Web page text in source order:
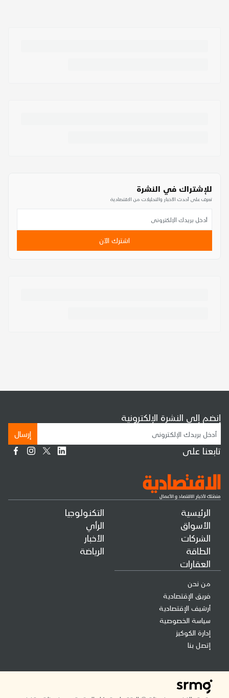
للإشتراك في النشرة
تعرف على أحدث الأخبار والتحليلات من الاقتصادية
اشترك الآن
الرئيسية
الأسواق
الشركات
الطاقة
العقارات
التكنولوجيا
الرأي
الأخبار
الرياضة
من نحن
فريق الإقتصادية
أرشيف الإقتصادية
سياسة الخصوصية
إدارة الكوكيز
إتصل بنا
إنضم إلى النشرة الإلكترونية
إرسال
تابعنا على